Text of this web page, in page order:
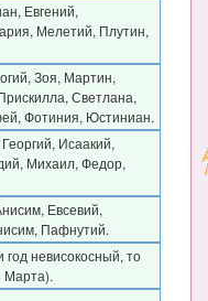
Евгений,
Мелетий, Плутин,
Зоя, Мартин,
Светлана,
Фотиния, Юстиниан.
Исаакий,
Михаил, Федор,
Евсевий,
Пафнутий.
невисокосный, то
Марта).